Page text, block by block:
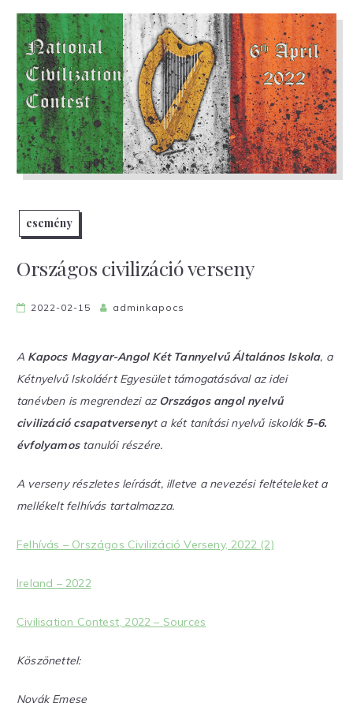
esemény
Országos civilizáció verseny
2022-02-15 adminkapocs
A Kapocs Magyar-Angol Két Tannyelvű Általános Iskola, a
Kétnyelvű Iskoláért Egyesület támogatásával az idei
tanévben is megrendezi azOrszágos angol nyelvű
civilizáció csapatversenyt a két tanítási nyelvű iskolák5-6.
évfolyamostanulói részére.
A verseny részletes leírását, illetve a nevezési feltételeket a
mellékelt felhívás tartalmazza.
Felhívás – Országos Civilizáció Verseny, 2022 (2)
Ireland – 2022
Civilisation Contest, 2022 – Sources
Köszönettel:
Novák Emese